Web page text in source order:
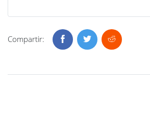
Compartir: